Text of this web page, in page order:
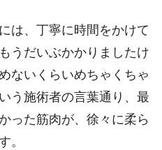
は、丁寧に時間をかけて
うだいぶかかりましたけ
ないくらいめちゃくちゃ
う施術者の言葉通り、最
った筋肉が、徐々に柔ら
。